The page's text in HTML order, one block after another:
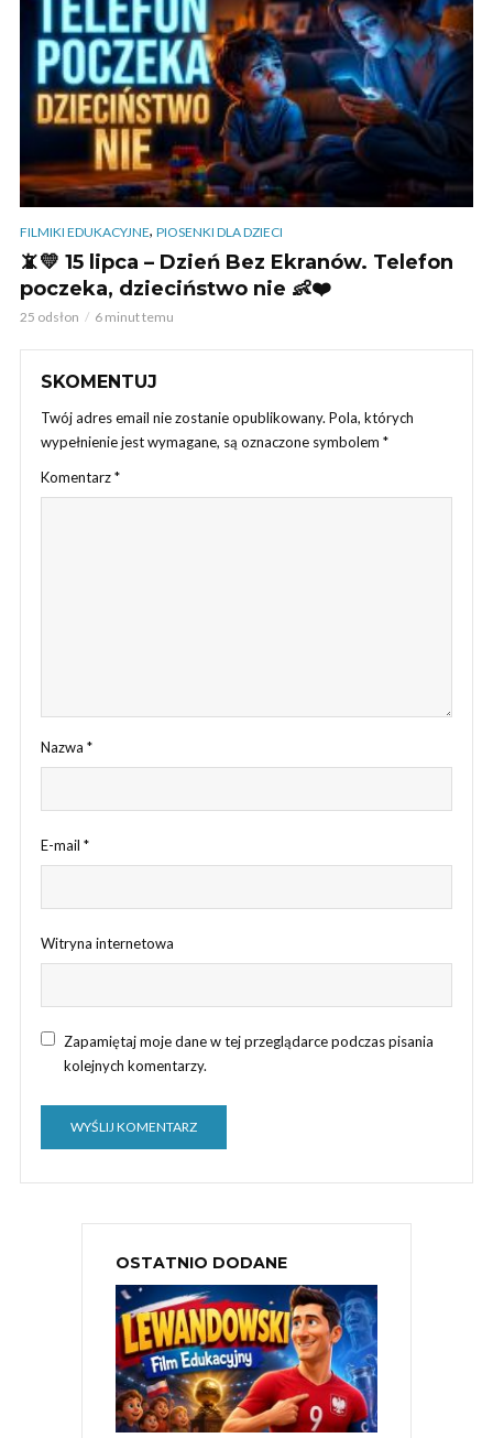
FILMIKI EDUKACYJNE, PIOSENKI DLA DZIECI
📵💛 15 lipca – Dzień Bez Ekranów. Telefon
poczeka, dzieciństwo nie 👶❤️
25 odsłon 6 minut temu
SKOMENTUJ
Twój adres email nie zostanie opublikowany. Pola, których
wypełnienie jest wymagane, są oznaczone symbolem *
Komentarz*
Nazwa *
E-mail *
Witryna internetowa
Zapamiętaj moje dane w tej przeglądarce podczas pisania
kolejnych komentarzy.
OSTATNIO DODANE